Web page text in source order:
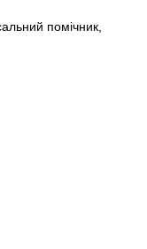
помічник,